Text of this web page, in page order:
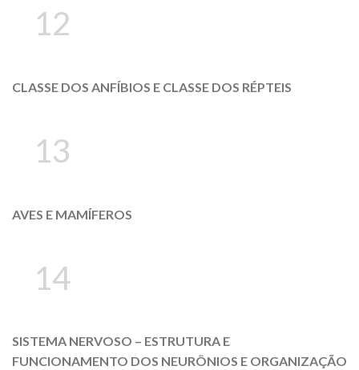
12
CLASSE DOS ANFÍBIOS E CLASSE DOS RÉPTEIS
13
AVES E MAMÍFEROS
14
SISTEMA NERVOSO – ESTRUTURA E
FUNCIONAMENTO DOS NEURÔNIOS E ORGANIZAÇÃO